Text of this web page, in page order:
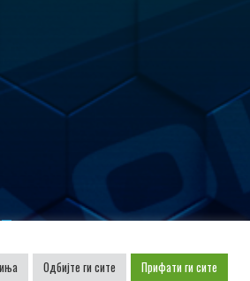
Поддржано од
Одбијте ги сите Прифати ги сите